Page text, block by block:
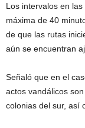
Los intervalos en
máxima de 40
de que las rutas
aún se encuentran
Señaló que en el
actos vandálicos
colonias del sur, así